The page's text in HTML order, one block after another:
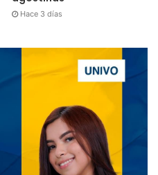
Hace 3 días